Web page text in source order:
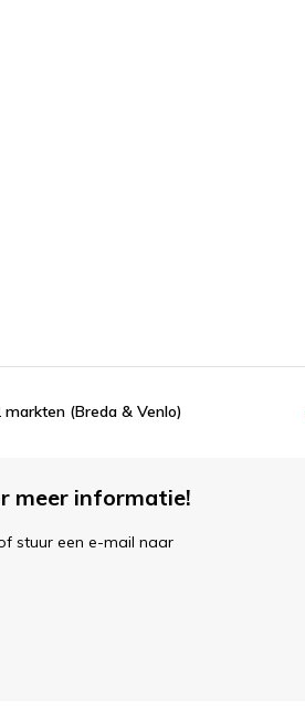
(Breda & Venlo)
meer informatie!
stuur een e-mail naar